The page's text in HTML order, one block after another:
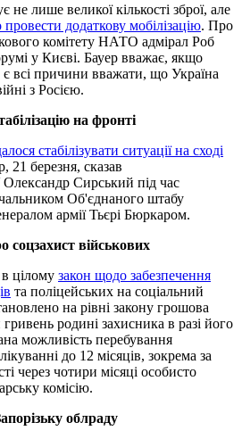
не лише великої кількості зброї, але
провести додаткову мобілізацію. Про
комітету НАТО адмірал Роб
у Києві. Бауер вважає, якщо
всі причини вважати, що Україна
з Росією.
на фронті
стабілізувати ситуації на сході
21 березня, сказав
Сирський під час
Об'єднаного штабу
армії Тьєрі Бюркаром.
соцзахист військових
цілому закон щодо забезпечення
та поліцейських на соціальний
на рівні закону грошова
родині захисника в разі його
можливість перебування
до 12 місяців, зокрема за
через чотири місяці особисто
комісію.
облраду